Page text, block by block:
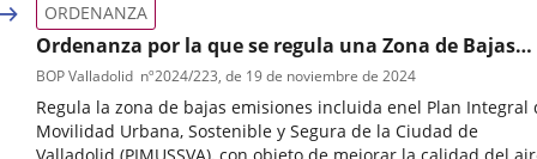
aplicación
externa.
aplicación
externa.
Ordenanza por la que se regula una Zona de Bajas
Emisiones en el municipio de Valladolid
Regula la zona de bajas emisiones incluida enel Plan Integral
Movilidad Urbana, Sostenible y Segura de la Ciudad de
ORDENANZA
BOP Valladolid nº2024/223, de 19 de noviembre de 2024